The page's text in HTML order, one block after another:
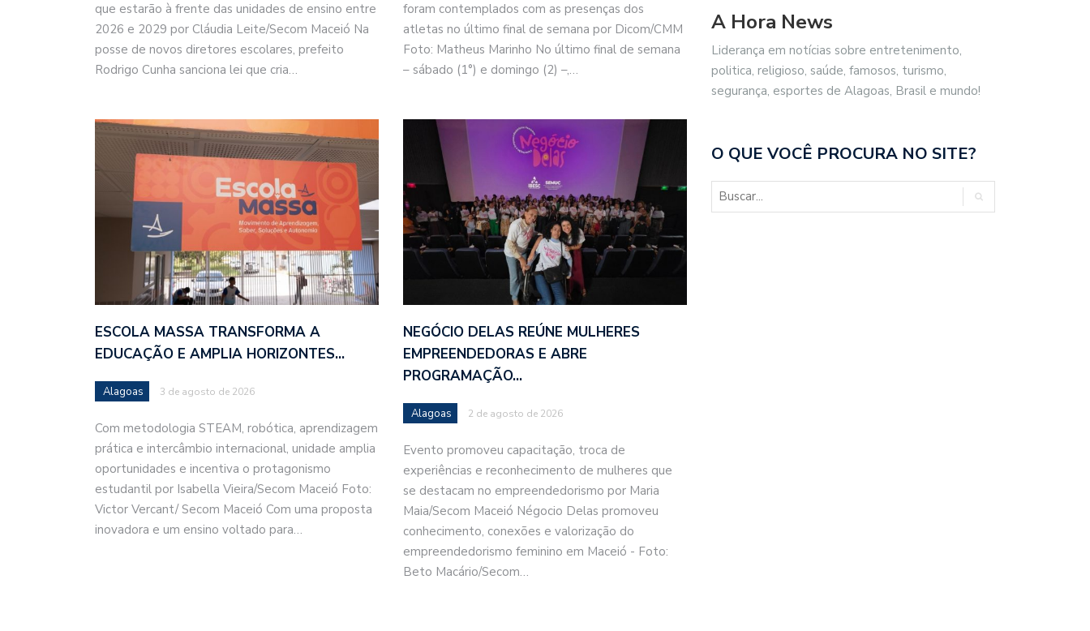
que estarão à frente das unidades de ensino entre
2026 e 2029 por Cláudia Leite/Secom Maceió Na
posse de novos diretores escolares, prefeito
Rodrigo Cunha sanciona lei que cria…
foram contemplados com as presenças dos
atletas no último final de semana por Dicom/CMM
Foto: Matheus Marinho No último final de semana
– sábado (1°) e domingo (2) –,…
ESCOLA MASSA TRANSFORMA A
EDUCAÇÃO E AMPLIA HORIZONTES…
Alagoas 3 de agosto de 2026
Com metodologia STEAM, robótica, aprendizagem
prática e intercâmbio internacional, unidade amplia
oportunidades e incentiva o protagonismo
estudantil por Isabella Vieira/Secom Maceió Foto:
Victor Vercant/ Secom Maceió Com uma proposta
inovadora e um ensino voltado para…
NEGÓCIO DELAS REÚNE MULHERES
EMPREENDEDORAS E ABRE
PROGRAMAÇÃO…
Alagoas 2 de agosto de 2026
Evento promoveu capacitação, troca de
experiências e reconhecimento de mulheres que
se destacam no empreendedorismo por Maria
Maia/Secom Maceió Négocio Delas promoveu
conhecimento, conexões e valorização do
empreendedorismo feminino em Maceió - Foto:
Beto Macário/Secom…
A Hora News
Liderança em notícias sobre entretenimento,
politica, religioso, saúde, famosos, turismo,
segurança, esportes de Alagoas, Brasil e mundo!
O QUE VOCÊ PROCURA NO SITE?